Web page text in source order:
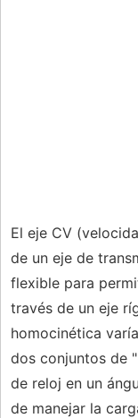
El eje CV
de un eje de
flexible para
través de un eje
homocinética
dos conjuntos de
de reloj en un
de manejar la